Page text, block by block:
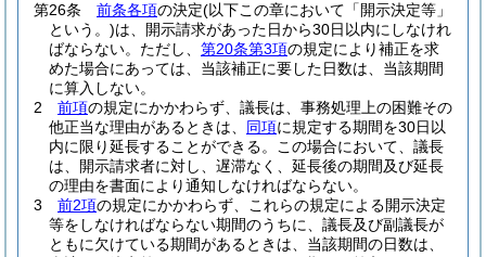
第26条
前条各項の決定(以下この章において「開示決定等」
という。)は、開示請求があった日から30日以内にしなけれ
ばならない。 ただし、 第20条第3項の規定により補正を求
めた場合にあっては、当該補正に要した日数は、当該期間
に算入しない。
2
前項の規定にかかわらず、議長は、事務処理上の困難その
他正当な理由があるときは、 同項に規定する期間を30日以
内に限り延長することができる。
この場合において、議長
は、開示請求者に対し、遅滞なく、延長後の期間及び延長
の理由を書面により通知しなければならない。
3
前2項の規定にかかわらず、これらの規定による開示決定
等をしなければならない期間のうちに、議長及び副議長が
ともに欠けている期間があるときは、当該期間の日数は、